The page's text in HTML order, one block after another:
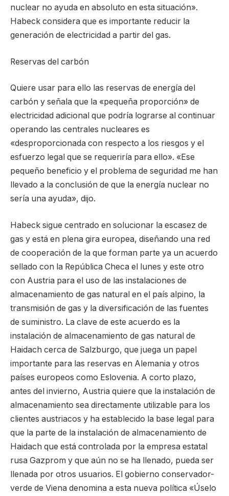
nuclear no ayuda en absoluto en esta situación».
Habeck considera que es importante reducir la
generación de electricidad a partir del gas.
Reservas del carbón
Quiere usar para ello las reservas de energía del
carbón y señala que la «pequeña proporción» de
electricidad adicional que podría lograrse al continuar
operando las centrales nucleares es
«desproporcionada con respecto a los riesgos y el
esfuerzo legal que se requeriría para ello». «Ese
pequeño beneficio y el problema de seguridad me han
llevado a la conclusión de que la energía nuclear no
sería una ayuda», dijo.
Habeck sigue centrado en solucionar la escasez de
gas y está en plena gira europea, diseñando una red
de cooperación de la que forman parte ya un acuerdo
sellado con la República Checa el lunes y este otro
con Austria para el uso de las instalaciones de
almacenamiento de gas natural en el país alpino, la
transmisión de gas y la diversificación de las fuentes
de suministro. La clave de este acuerdo es la
instalación de almacenamiento de gas natural de
Haidach cerca de Salzburgo, que juega un papel
importante para las reservas en Alemania y otros
países europeos como Eslovenia. A corto plazo,
antes del invierno, Austria quiere que la instalación de
almacenamiento sea directamente utilizable para los
clientes austriacos y ha establecido la base legal para
que la parte de la instalación de almacenamiento de
Haidach que está controlada por la empresa estatal
rusa Gazprom y que aún no se ha llenado, pueda ser
llenada por otros usuarios. El gobierno conservador-
verde de Viena denomina a esta nueva política «Úselo